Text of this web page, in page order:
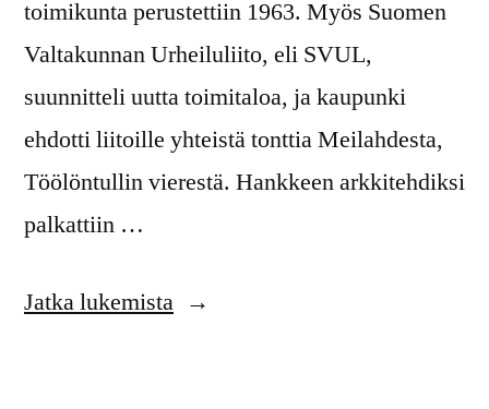
toimikunta perustettiin 1963. Myös Suomen
Valtakunnan Urheiluliito, eli SVUL,
suunnitteli uutta toimitaloa, ja kaupunki
ehdotti liitoille yhteistä tonttia Meilahdesta,
Töölöntullin vierestä. Hankkeen arkkitehdiksi
palkattiin …
Jatka lukemista